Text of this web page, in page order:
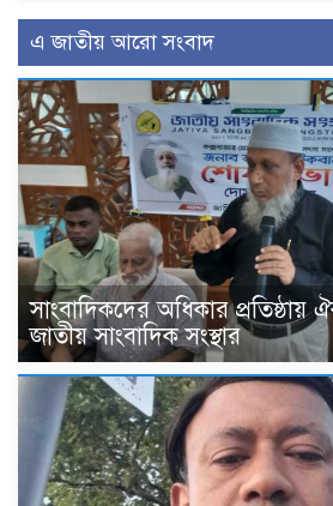
এ জাতীয় আরো সংবাদ
সাংবাদিকদের অধিকার প্রতিষ্ঠায়
জাতীয় সাংবাদিক সংস্থার